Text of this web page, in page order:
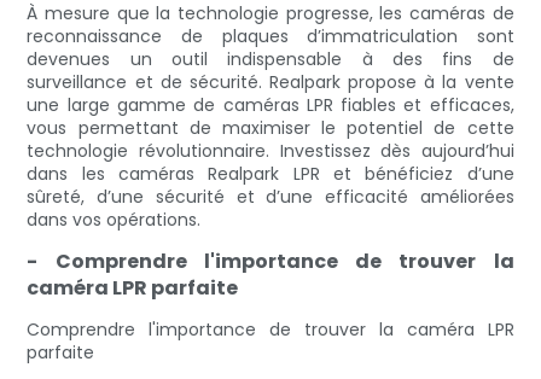
À mesure que la technologie progresse, les caméras de
reconnaissance de plaques d’immatriculation sont
devenues un outil indispensable à des fins de
surveillance et de sécurité. Realpark propose à la vente
une large gamme de caméras LPR fiables et efficaces,
vous permettant de maximiser le potentiel de cette
technologie révolutionnaire. Investissez dès aujourd’hui
dans les caméras Realpark LPR et bénéficiez d’une
sûreté, d’une sécurité et d’une efficacité améliorées
dans vos opérations.
- Comprendre l'importance de trouver la
caméra LPR parfaite
Comprendre l'importance de trouver la caméra LPR
parfaite